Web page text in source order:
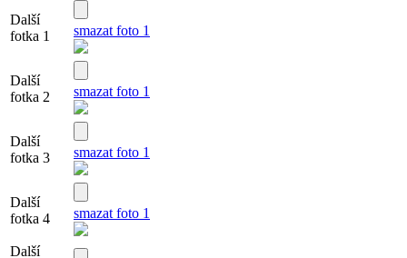
Další
fotka 1
smazat foto 1
Další
fotka 2
smazat foto 1
Další
fotka 3
smazat foto 1
Další
fotka 4
smazat foto 1
Další